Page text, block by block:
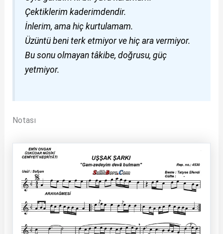
Çektiklerim kaderimdendir.
İnlerim, ama hiç kurtulamam.
Üzüntü beni terk etmiyor ve hiç ara vermiyor.
Bu sonu olmayan tâkibe, doğrusu, güç
yetmiyor.
Notası